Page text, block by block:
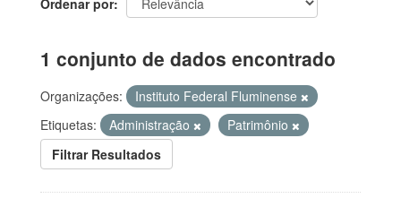
Ordenar por
1 conjunto de dados encontrado
Organizações:
Instituto Federal Fluminense
Etiquetas:
Administração
Patrimônio
Filtrar Resultados